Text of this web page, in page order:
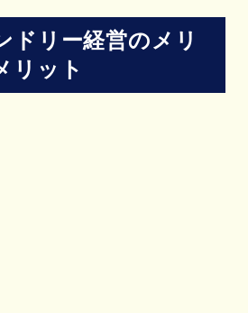
ドリー経営のメリ
リット